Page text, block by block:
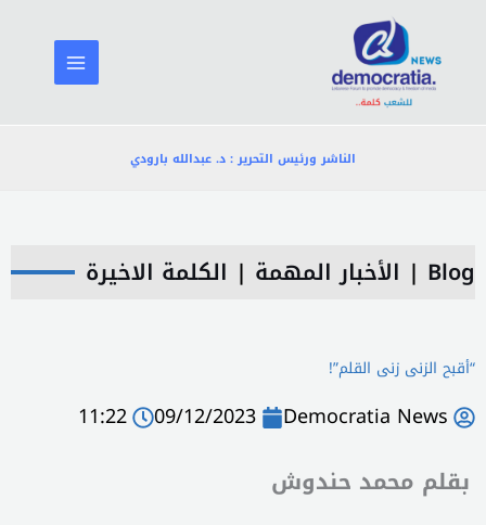
المحتوى
الناشر ورئيس التحرير : د. عبدالله بارودي
Blog
| الأخبار المهمة | الكلمة الاخيرة
“أقبح الزنى زنى القلم”!
Democratia News
09/12/2023
11:22
بقلم محمد حندوش